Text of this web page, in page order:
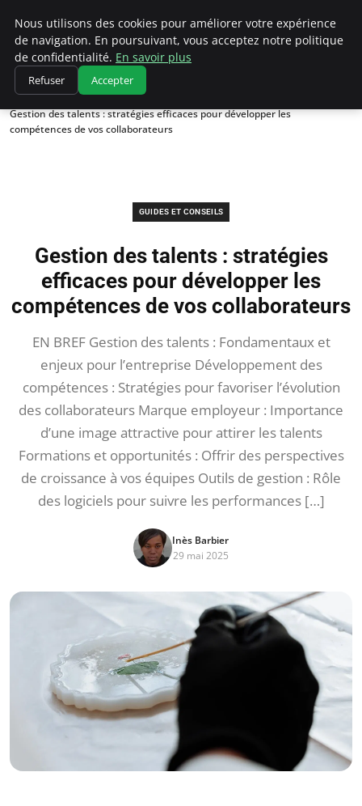
Chasseur De Tête
Accueil
Guides et Conseils
Gestion des talents : stratégies efficaces pour développer les
compétences de vos collaborateurs
GUIDES ET CONSEILS
Gestion des talents : stratégies
efficaces pour développer les
compétences de vos collaborateurs
EN BREF Gestion des talents : Fondamentaux et
enjeux pour l’entreprise Développement des
compétences : Stratégies pour favoriser l’évolution
des collaborateurs Marque employeur : Importance
d’une image attractive pour attirer les talents
Formations et opportunités : Offrir des perspectives
de croissance à vos équipes Outils de gestion : Rôle
des logiciels pour suivre les performances […]
Inès Barbier
29 mai 2025
Nous utilisons des cookies pour améliorer votre expérience
de navigation. En poursuivant, vous acceptez notre politique
de confidentialité. En savoir plus
Refuser Accepter